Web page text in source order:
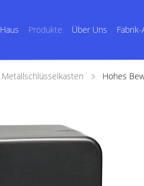
Haus Produkte Über Uns
Metallschlüsselkasten Hohes